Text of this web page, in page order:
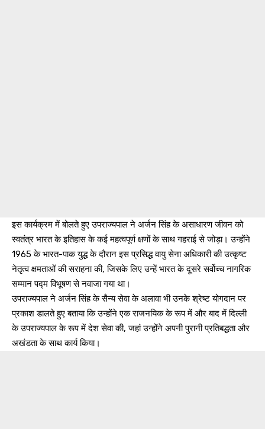
इस कार्यक्रम में बोलते हुए उपराज्यपाल ने अर्जन सिंह के असाधारण जीवन को
स्वतंत्र भारत के इतिहास के कई महत्वपूर्ण क्षणों के साथ गहराई से जोड़ा। उन्होंने
1965 के भारत-पाक युद्ध के दौरान इस प्रसिद्ध वायु सेना अधिकारी की उत्कृष्ट
नेतृत्व क्षमताओं की सराहना की, जिसके लिए उन्हें भारत के दूसरे सर्वोच्च नागरिक
सम्मान पद्म विभूषण से नवाजा गया था।
उपराज्यपाल ने अर्जन सिंह के सैन्य सेवा के अलावा भी उनके श्रेष्ट योगदान पर
प्रकाश डालते हुए बताया कि उन्होंने एक राजनयिक के रूप में और बाद में दिल्ली
के उपराज्यपाल के रूप में देश सेवा की, जहां उन्होंने अपनी पुरानी प्रतिबद्धता और
अखंडता के साथ कार्य किया।